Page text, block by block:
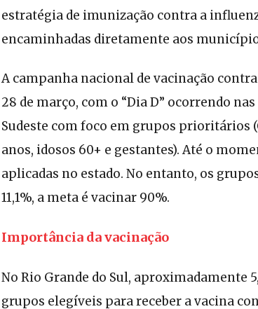
estratégia de imunização contra a
encaminhadas diretamente aos
A campanha nacional de vacinação
28 de março, com o “Dia D” ocorrendo
Sudeste com foco em grupos prioritários
anos, idosos 60+ e gestantes). Até o
aplicadas no estado. No entanto, os
11,1%, a meta é vacinar 90%.
Importância da vacinação
No Rio Grande do Sul, aproximadamente
grupos elegíveis para receber a vacina